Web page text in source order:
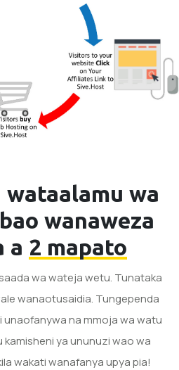
wataalamu wa
wanaweza
a 2 mapato
wa wateja wetu. Tunataka
wanaotusaidia. Tungependa
unaofanywa na mmoja wa watu
ya ununuzi wao wa
wakati wanafanya upya pia!